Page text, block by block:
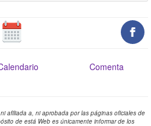
Comenta
afiliada a, ni aprobada por las páginas oficiales de
de está Web es únicamente informar de los